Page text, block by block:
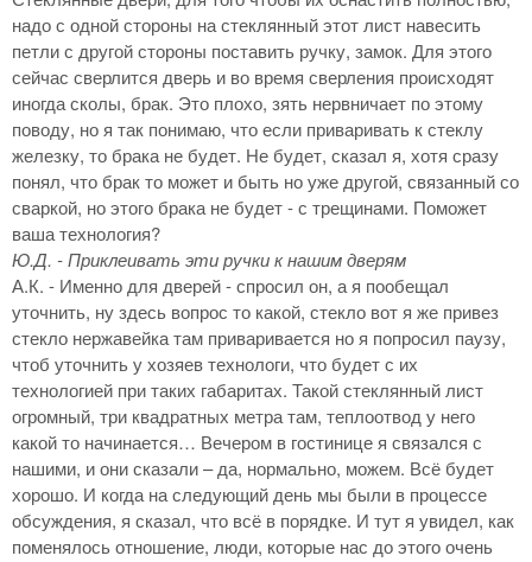
надо с одной стороны на стеклянный этот лист навесить
петли с другой стороны поставить ручку, замок. Для этого
сейчас сверлится дверь и во время сверления происходят
иногда сколы, брак. Это плохо, зять нервничает по этому
поводу, но я так понимаю, что если приваривать к стеклу
железку, то брака не будет. Не будет, сказал я, хотя сразу
понял, что брак то может и быть но уже другой, связанный со
сваркой, но этого брака не будет - с трещинами. Поможет
ваша технология?
Ю.Д. - Приклеивать эти ручки к нашим дверям
А.К. - Именно для дверей - спросил он, а я пообещал
уточнить, ну здесь вопрос то какой, стекло вот я же привез
стекло нержавейка там приваривается но я попросил паузу,
чтоб уточнить у хозяев технологи, что будет с их
технологией при таких габаритах. Такой стеклянный лист
огромный, три квадратных метра там, теплоотвод у него
какой то начинается… Вечером в гостинице я связался с
нашими, и они сказали – да, нормально, можем. Всё будет
хорошо. И когда на следующий день мы были в процессе
обсуждения, я сказал, что всё в порядке. И тут я увидел, как
поменялось отношение, люди, которые нас до этого очень